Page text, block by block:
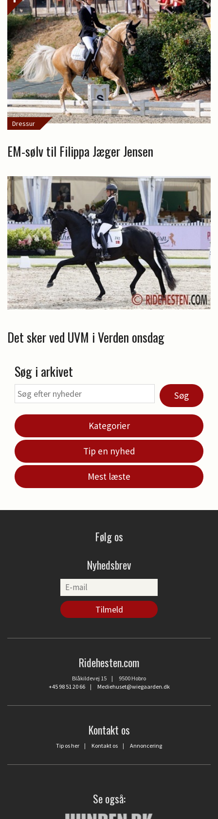
Dressur
EM-sølv til Filippa Jæger Jensen
Det sker ved UVM i Verden onsdag
Søg i arkivet
Søg
Kategorier
Tip en nyhed
Mest læste
Følg os
Nyhedsbrev
Ridehesten.com
Blåkildevej 15 | 9500 Hobro
+45 98 51 20 66| Mediehuset@wiegaarden.dk
Kontakt os
Tip os her | Kontakt os | Annoncering
Se også: